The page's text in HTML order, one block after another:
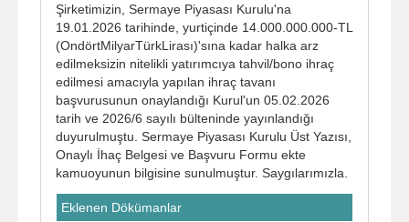
Şirketimizin, Sermaye Piyasası Kurulu'na
19.01.2026 tarihinde, yurtiçinde 14.000.000.000-TL
(OndörtMilyarTürkLirası)'sına kadar halka arz
edilmeksizin nitelikli yatırımcıya tahvil/bono ihraç
edilmesi amacıyla yapılan ihraç tavanı
başvurusunun onaylandığı Kurul'un 05.02.2026
tarih ve 2026/6 sayılı bülteninde yayınlandığı
duyurulmuştu. Sermaye Piyasası Kurulu Üst Yazısı,
Onaylı İhaç Belgesi ve Başvuru Formu ekte
kamuoyunun bilgisine sunulmuştur. Saygılarımızla.
Eklenen Dökümanlar